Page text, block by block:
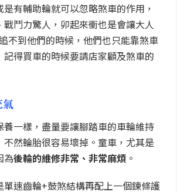
有輔助輪就可以忽略煞車的作用，
鬥力驚人，卯起來衝也是會讓大人
不到他們的時候，他們也只能靠煞車
得買車的時候要請店家顧及煞車的
氣
養一樣，盡量要讓腳踏車的車輪維持
不然輪胎很容易壞掉。童車，尤其是
為後輪的維修非常、非常麻煩 。
單速齒輪+鼓煞結構再配上一個鍊條護